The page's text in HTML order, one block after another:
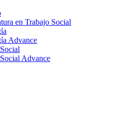
en Trabajo Social
Advance
Advance